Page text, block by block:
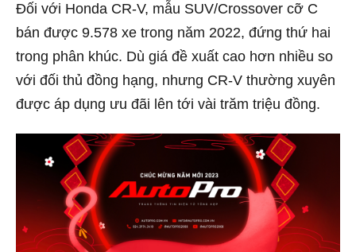
Đối với Honda CR-V, mẫu SUV/Crossover cỡ C
bán được 9.578 xe trong năm 2022, đứng thứ hai
trong phân khúc. Dù giá đề xuất cao hơn nhiều so
với đối thủ đồng hạng, nhưng CR-V thường xuyên
được áp dụng ưu đãi lên tới vài trăm triệu đồng.